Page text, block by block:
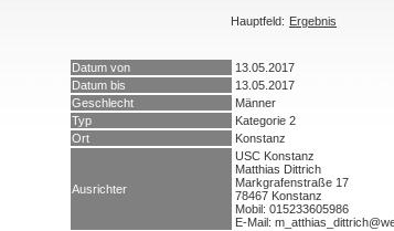
Hauptfeld: Ergebnis
Datum von
13.05.2017
Datum bis
13.05.2017
Geschlecht
Männer
Typ
Kategorie 2
Ort
Konstanz
Ausrichter
USC Konstanz
Matthias Dittrich
Markgrafenstraße 17
78467 Konstanz
Mobil: 015233605986
E-Mail: